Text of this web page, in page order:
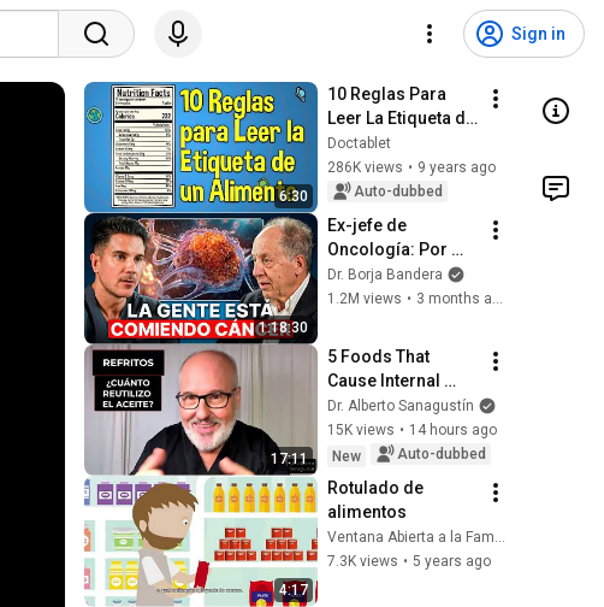
Sign in
6:30
10 Reglas Para
Leer La Etiqueta de
un Alimento
Doctablet
286K views • 9 years ago
Auto-dubbed
1:18:30
Ex-jefe de
Oncología: Por
Qué España Tiene
Tantos Casos de
respuesta, en tu
plato)
Dr. Borja Bandera
1.2M views • 3 months ago
17:11
5 Foods That
Cause Internal
Inflammation (And
What to Eat
Instead)
Dr. Alberto Sanagustín
15K views • 14 hours ago
New
Auto-dubbed
4:17
Rotulado de
alimentos
7.3K views • 5 years ago